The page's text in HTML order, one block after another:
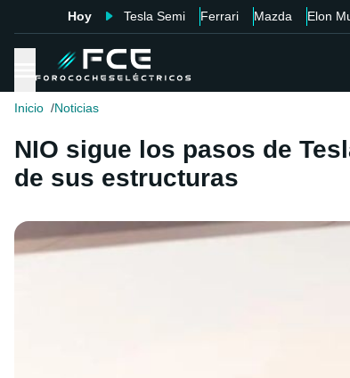
Hoy Tesla Semi Ferrari Mazda Elon
Inicio Noticias
NIO sigue los pasos de
de sus estructuras